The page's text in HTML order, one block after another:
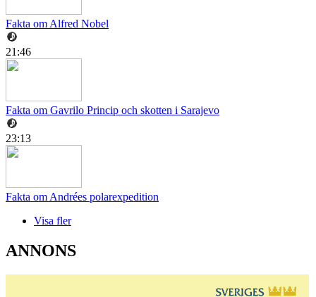
Fakta om Alfred Nobel
21:46
Fakta om Gavrilo Princip och skotten i Sarajevo
23:13
Fakta om Andrées polarexpedition
Visa fler
ANNONS